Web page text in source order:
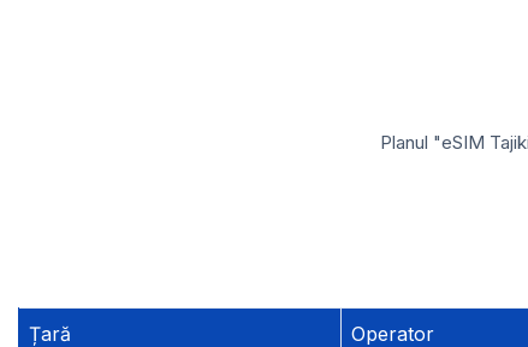
Planul "eSIM
Țară Operator